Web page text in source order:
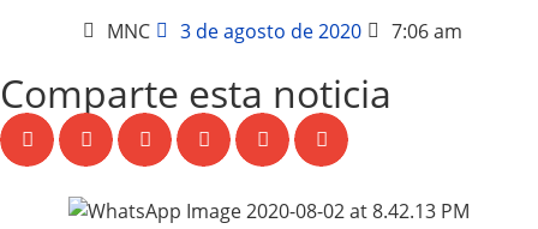
MNC 3 de agosto de 2020 7:06 am
Comparte esta noticia